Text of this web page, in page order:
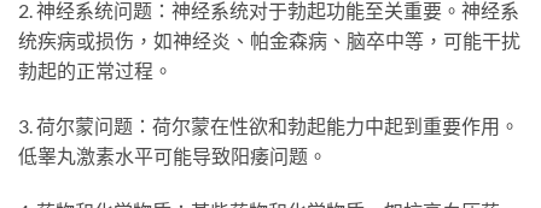
2. 神经系统问题：神经系统对于勃起功能至关重要。神经系
统疾病或损伤，如神经炎、帕金森病、脑卒中等，可能干扰
勃起的正常过程。
3. 荷尔蒙问题：荷尔蒙在性欲和勃起能力中起到重要作用。
低睾丸激素水平可能导致阳痿问题。